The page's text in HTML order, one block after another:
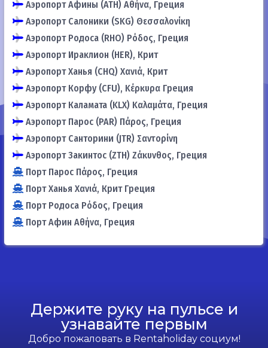
Аэропорт Афины (ATH) Αθήνα, Греция
Аэропорт Салоники (SKG) Θεσσαλονίκη
Аэропорт Родоса (RHO) Ρόδος, Греция
Аэропорт Ираклион (HER), Крит
Аэропорт Ханья (CHQ) Χανιά, Крит
Аэропорт Корфу (CFU), Κέρκυρα Греция
Аэропорт Каламата (KLX) Καλαμάτα, Греция
Аэропорт Парос (PAR) Πάρος, Греция
Аэропорт Санторини (JTR) Σαντορίνη
Аэропорт Закинтос (ZTH) Ζάκυνθος, Греция
Порт Парос Πάρος, Греция
Порт Ханья Χανιά, Крит Греция
Порт Родоса Ρόδος, Греция
Порт Афин Αθήνα, Греция
Держите руку на пульсе и
узнавайте первым
Добро пожаловать в Rentaholiday социум!